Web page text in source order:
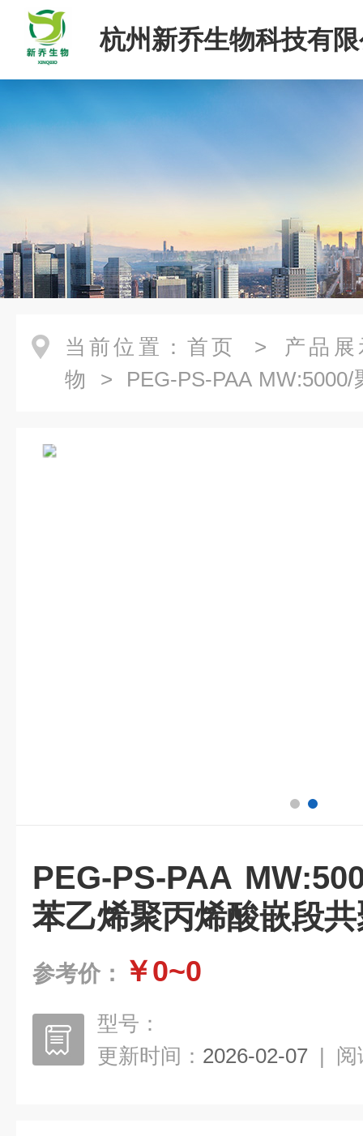
杭州新乔生物科技有
当前位置： 首页 > 产品展
物 > PEG-PS-PAA
PEG-PS-PAA
苯乙烯聚丙烯酸嵌段
参考价： ￥0~0
型号：
更新时间： 2026-02-07 | 阅